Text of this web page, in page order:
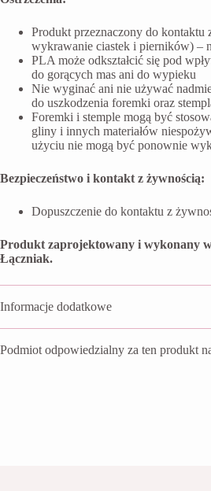
Produkt przeznaczony do kontaktu
wykrawanie ciastek i pierników) –
PLA może odkształcić się pod
do gorących mas ani do wypieku
Nie wyginać ani nie używać
do uszkodzenia foremki oraz
Foremki i stemple mogą być
gliny i innych materiałów
użyciu nie mogą być ponownie
Bezpieczeństwo i kontakt z żywnością:
Dopuszczenie do kontaktu z
Produkt zaprojektowany i wykonany
Łączniak.
Informacje dodatkowe
Podmiot odpowiedzialny za ten produkt